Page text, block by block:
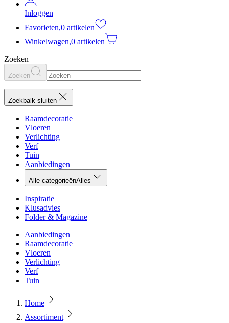
Inloggen
Favorieten,0 artikelen
Winkelwagen,0 artikelen
Zoeken
Zoeken
Zoekbalk sluiten
Raamdecoratie
Vloeren
Verlichting
Verf
Tuin
Aanbiedingen
Alle categorieënAlles
Inspiratie
Klusadvies
Folder & Magazine
Aanbiedingen
Raamdecoratie
Vloeren
Verlichting
Verf
Tuin
Home
Assortiment